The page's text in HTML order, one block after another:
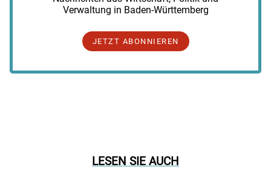
Verwaltung in Baden-Württemberg
JETZT ABONNIEREN
LESEN SIE AUCH